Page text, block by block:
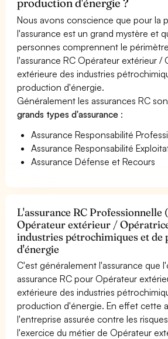
production d'énergie ?
Nous avons conscience que pour la
l'assurance est un grand mystère et
personnes comprennent le
l'assurance RC Opérateur extérieur /
extérieure des industries
production d'énergie.
Généralement les assurances RC
grands types d'assurance :
Assurance Responsabilité
Assurance Responsabilité
Assurance Défense et Recours
L'assurance RC Professionnelle
Opérateur extérieur /
industries pétrochimiques et de
d'énergie
C'est généralement l'assurance que
assurance RC pour Opérateur
extérieure des industries
production d'énergie. En effet cette
l'entreprise assurée contre les
l'exercice du métier de Opérateur